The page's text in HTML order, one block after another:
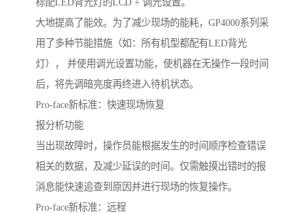
标配LED背光灯的LCD + 调光设置。
大地提高了能效。为了减少现场的能耗，GP4000系列采
用了多种节能措施（如：所有机型都配有LED背光
灯）， 并使用调光设置功能，使机器在无操作一段时间
后，将先调暗亮度再终进入待机状态。
Pro-face新标准：快速现场恢复
报分析功能
当出现故障时，操作员能根据发生的时间顺序检查错误
相关的数据，及减少延误的时间。仅需触摸出错时的报
消息能快速追查到原因并进行现场的恢复操作。
Pro-face新标准：远程